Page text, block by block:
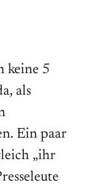
keine 5
als
Ein paar
„ihr